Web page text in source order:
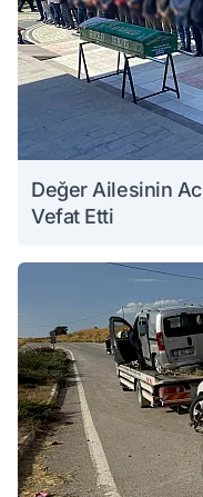
Değer Ailesinin
Vefat Etti